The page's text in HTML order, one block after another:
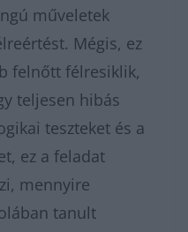
műveletek
Mégis, ez
felnőtt félresiklik,
teljesen hibás
teszteket és a
ez a feladat
mennyire
tanult